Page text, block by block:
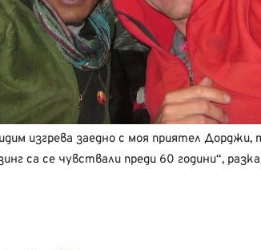
изгрева заедно с моя приятел
са се чувствали преди 60 години“,